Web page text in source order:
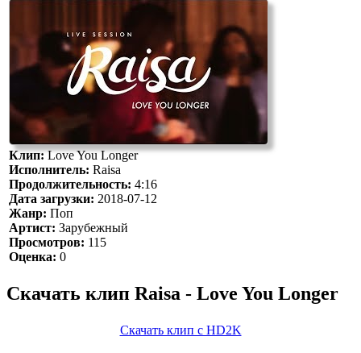
Клип:Love You Longer
Исполнитель: Raisa
Продолжительность: 4:16
Дата загрузки: 2018-07-12
Жанр: Поп
Артист: Зарубежный
Просмотров: 115
Оценка: 0
Скачать клип Raisa - Love You Longer
Скачать клип с HD2K